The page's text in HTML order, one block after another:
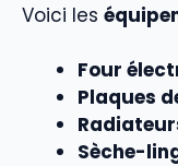
Voici les
Four
Plaques
Sèche-